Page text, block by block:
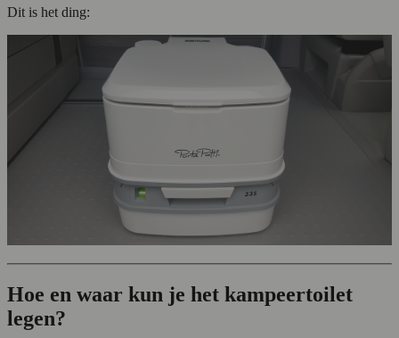
Dit is het ding:
Hoe en waar kun je het kampeertoilet
legen?